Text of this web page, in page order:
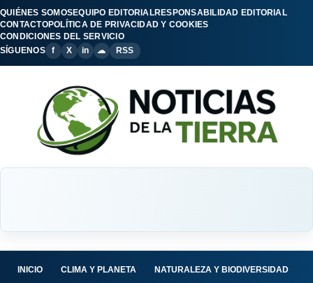
QUIÉNES SOMOSEQUIPO EDITORIALRESPONSABILIDAD EDITORIAL
CONTACTOPOLÍTICA DE PRIVACIDAD Y COOKIES
CONDICIONES DEL SERVICIO
SÍGUENOS
f X in ☁ RSS
INICIO CLIMA Y PLANETA NATURALEZA Y BIODIVERSIDAD